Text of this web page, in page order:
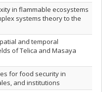
in flammable ecosystems
systems theory to the
and temporal
of Telica and Masaya
for food security in
and institutions